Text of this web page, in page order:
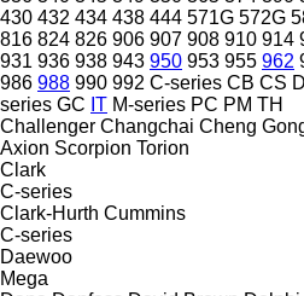
430 432 434 438 444 571G 572G
816 824 826 906 907 908 910 914
931 936 938 943 950 953 955 962
986 988 990 992 C-series CB CS
series GC IT M-series PC PM TH
Challenger Changchai Cheng
Axion Scorpion Torion
Clark
C-series
Clark-Hurth Cummins
C-series
Daewoo
Mega